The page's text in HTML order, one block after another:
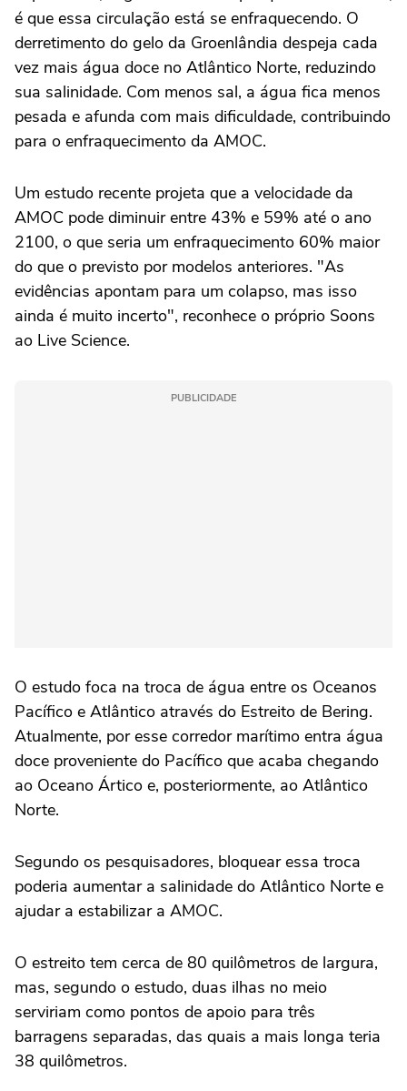
é que essa circulação está se enfraquecendo. O
derretimento do gelo da Groenlândia despeja cada
vez mais água doce no Atlântico Norte, reduzindo
sua salinidade. Com menos sal, a água fica menos
pesada e afunda com mais dificuldade, contribuindo
para o enfraquecimento da AMOC.
Um estudo recente projeta que a velocidade da
AMOC pode diminuir entre 43% e 59% até o ano
2100, o que seria um enfraquecimento 60% maior
do que o previsto por modelos anteriores. "As
evidências apontam para um colapso, mas isso
ainda é muito incerto", reconhece o próprio Soons
ao Live Science.
PUBLICIDADE
O estudo foca na troca de água entre os Oceanos
Pacífico e Atlântico através do Estreito de Bering.
Atualmente, por esse corredor marítimo entra água
doce proveniente do Pacífico que acaba chegando
ao Oceano Ártico e, posteriormente, ao Atlântico
Norte.
Segundo os pesquisadores, bloquear essa troca
poderia aumentar a salinidade do Atlântico Norte e
ajudar a estabilizar a AMOC.
O estreito tem cerca de 80 quilômetros de largura,
mas, segundo o estudo, duas ilhas no meio
serviriam como pontos de apoio para três
barragens separadas, das quais a mais longa teria
38 quilômetros.